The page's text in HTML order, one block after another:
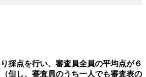
り採点を行い、審査員全員の平均点が６
但し、審査員のうち一人でも審査表の